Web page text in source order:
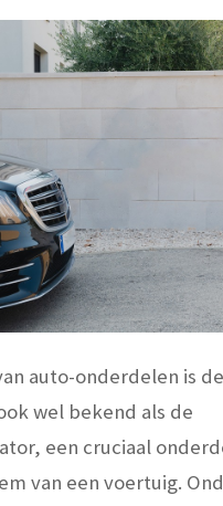
auto-onderdelen is de
wel bekend als de
een cruciaal
van een voertuig.